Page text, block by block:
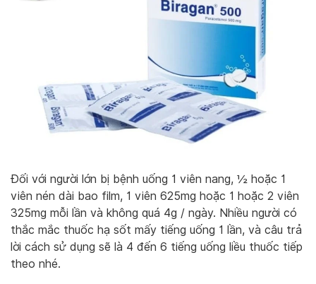
Đối với người lớn bị bệnh uống 1 viên nang, ½ hoặc 1
viên nén dài bao film, 1 viên 625mg hoặc 1 hoặc 2 viên
325mg mỗi lần và không quá 4g / ngày. Nhiều người có
thắc mắc thuốc hạ sốt mấy tiếng uống 1 lần, và câu trả
lời cách sử dụng sẽ là 4 đến 6 tiếng uống liều thuốc tiếp
theo nhé.